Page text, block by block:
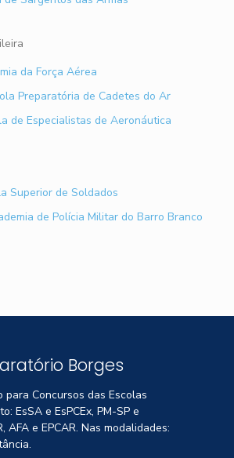
da Força Aérea
Preparatória de Cadetes do Ar
de Especialistas de Aeronáutica
Superior de Soldados
de Polícia Militar do Barro Branco
Borges
para Concursos das Escolas
EsSA e EsPCEx, PM-SP e
AFA e EPCAR. Nas modalidades: